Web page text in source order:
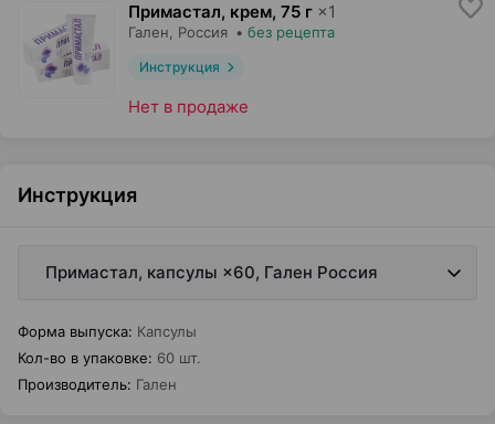
Примастал, крем, 75 г ×1
Гален , Россия • без рецепта
Инструкция
Нет в продаже
Инструкция
Примастал, капсулы ×60, Гален Россия
Форма выпуска: Капсулы
Кол-во в упаковке: 60 шт.
Производитель: Гален